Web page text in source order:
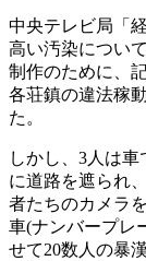
中央テレビ局「
高い汚染につい
制作のために、
各荘鎮の違法稼
た。
しかし、3人は
に道路を遮られ
者たちのカメラ
車(ナンバープレ
せて20数人の暴